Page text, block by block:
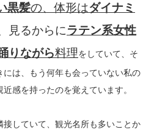
黒髪の、体形はダイナミ
見るからにラテン系女性
りながら料理をしていて、そ
は、もう何年も会っていない私の
感を持ったのを覚えています。
していて、観光名所も多いことか